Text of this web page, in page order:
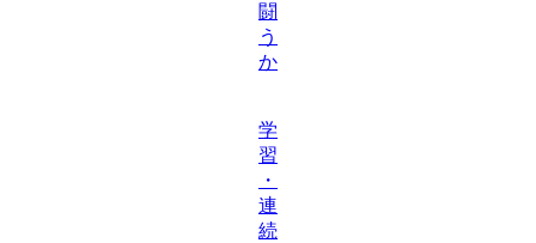
闘
う
か
学
習
・
連
続